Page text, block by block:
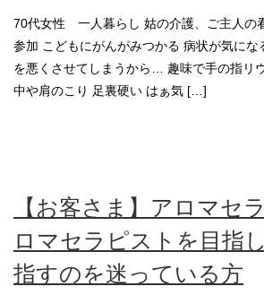
70代女性 一人暮らし 姑の介護、ご主人の
参加 こどもにがんがみつかる 病状が気に
を悪くさせてしまうから… 趣味で手の指リ
中や肩のこり 足裏硬い はぁ気 […]
【お客さま】アロマセ
ロマセラピストを目指
指すのを迷っている方